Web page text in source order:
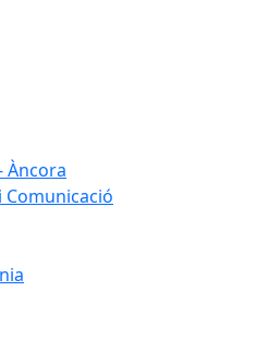
Àncora
Comunicació